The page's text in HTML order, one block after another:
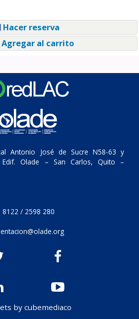
Hacer reserva
Agregar al carrito
Antonio José de Sucre N58-63 y
Edif. Olade – San Carlos, Quito –
8122 / 2598 280
by cubemediaco